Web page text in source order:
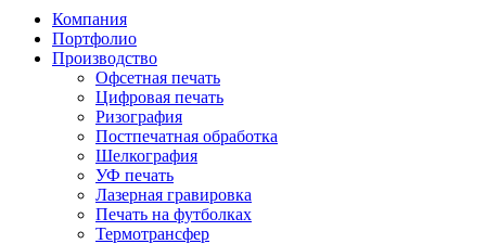
Компания
Портфолио
Производство
Офсетная печать
Цифровая печать
Ризография
Постпечатная обработка
Шелкография
УФ печать
Лазерная гравировка
Печать на футболках
Термотрансфер